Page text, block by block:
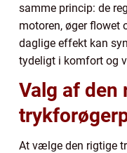
samme princip: de
motoren, øger flowet
daglige effekt kan
tydeligt i komfort og
Valg af den
At vælge den rigtige